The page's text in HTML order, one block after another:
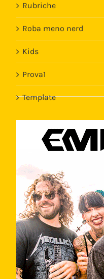
Rubriche
Roba meno nerd
Kids
Prova1
Template